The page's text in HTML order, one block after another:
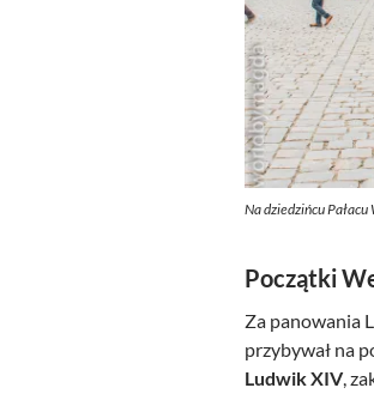
Na dziedzińcu
Początki
Za panowania
przybywał na
Ludwik XIV,